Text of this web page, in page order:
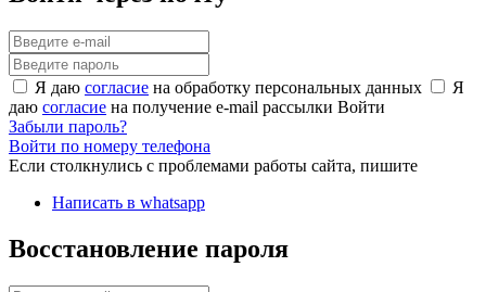
Я даю согласие на обработку персональных данных
Я
даю согласие на получение e-mail рассылки Войти
Забыли пароль?
Войти по номеру телефона
Если столкнулись с проблемами работы сайта, пишите
Написать в whatsapp
Восстановление пароля